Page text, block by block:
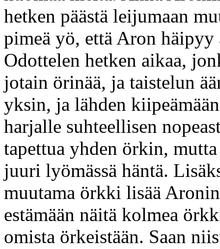
hetken päästä leijumaan
pimeä yö, että Aron
Odottelen hetken aikaa,
jotain örinää, ja taistelun
yksin, ja lähden
harjalle suhteellisen
tapettua yhden örkin,
juuri lyömässä häntä.
muutama örkki lisää
estämään näitä kolmea
omista örkeistään. Saan